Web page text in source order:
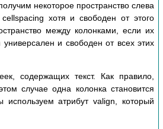
некоторое пространство слева
хотя и свободен от этого
между колонками, если их
и свободен от всех этих
содержащих текст. Как правило,
случае одна колонка становится
атрибут valign, который